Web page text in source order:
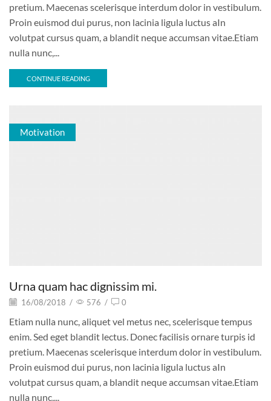
pretium. Maecenas scelerisque interdum dolor in vestibulum.
Proin euismod dui purus, non lacinia ligula luctus aIn
volutpat cursus quam, a blandit neque accumsan vitae.Etiam
nulla nunc,...
CONTINUE READING
Motivation
Urna quam hac dignissim mi.
16/08/2018 / 576 / 0
Etiam nulla nunc, aliquet vel metus nec, scelerisque tempus
enim. Sed eget blandit lectus. Donec facilisis ornare turpis id
pretium. Maecenas scelerisque interdum dolor in vestibulum.
Proin euismod dui purus, non lacinia ligula luctus aIn
volutpat cursus quam, a blandit neque accumsan vitae.Etiam
nulla nunc,...